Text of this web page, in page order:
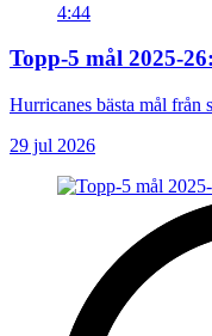
4:44
Topp-5 mål 2025-
Hurricanes bästa mål från
29 jul 2026